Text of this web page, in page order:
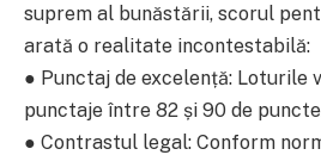
suprem al bunăstării, scorul
arată o realitate incontestabilă:
● Punctaj de excelență: Loturile
punctaje între 82 și 90 de
● Contrastul legal: Conform